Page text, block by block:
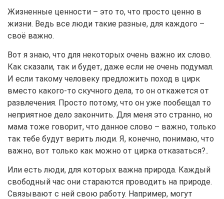
Жизненные ценности – это то, что просто ценно в
жизни. Ведь все люди такие разные, для каждого –
своё важно.
Вот я знаю, что для некоторых очень важно их слово.
Как сказали, так и будет, даже если не очень подумал.
И если такому человеку предложить поход в цирк
вместо какого-то скучного дела, то он откажется от
развлечения. Просто потому, что он уже пообещал то
неприятное дело закончить. Для меня это странно, но
мама тоже говорит, что данное слово – важно, только
так тебе будут верить люди. Я, конечно, понимаю, что
важно, вот только как можно от цирка отказаться?..
Или есть люди, для которых важна природа. Каждый
свободный час они стараются проводить на природе.
Связывают с ней свою работу. Например, могут